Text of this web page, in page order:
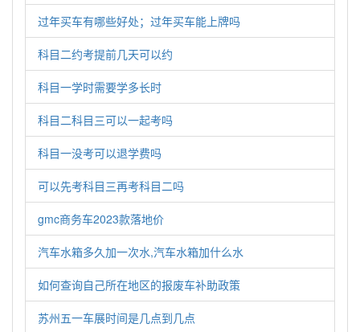
过年买车有哪些好处；过年买车能上牌吗
科目二约考提前几天可以约
科目一学时需要学多长时
科目二科目三可以一起考吗
科目一没考可以退学费吗
可以先考科目三再考科目二吗
gmc商务车2023款落地价
汽车水箱多久加一次水,汽车水箱加什么水
如何查询自己所在地区的报废车补助政策
苏州五一车展时间是几点到几点